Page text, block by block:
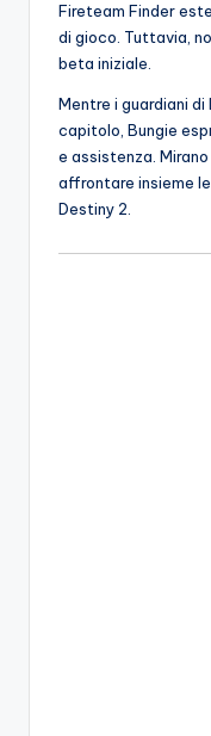
Fireteam Finder
di gioco. Tuttavia,
beta iniziale.
Mentre i guardiani
capitolo, Bungie
e assistenza.
affrontare insieme
Destiny 2.